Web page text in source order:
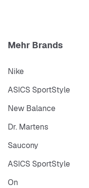
Mehr Brands
Nike
ASICS SportStyle
New Balance
Dr. Martens
Saucony
ASICS SportStyle
On